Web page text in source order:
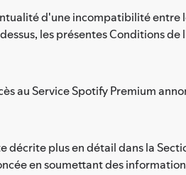
d'une incompatibilité
les présentes Conditions
au Service Spotify Premium
décrite plus en détail dans la
en soumettant des